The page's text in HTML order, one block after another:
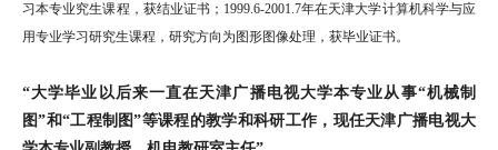
习本专业究生课程，获结业证书；1999.6-2001.7年在天津大学计算机科学与应
用专业学习研究生课程，研究方向为图形图像处理，获毕业证书。
“大学毕业以后来一直在天津广播电视大学本专业从事“机械制
图”和“工程制图”等课程的教学和科研工作，现任天津广播电视大